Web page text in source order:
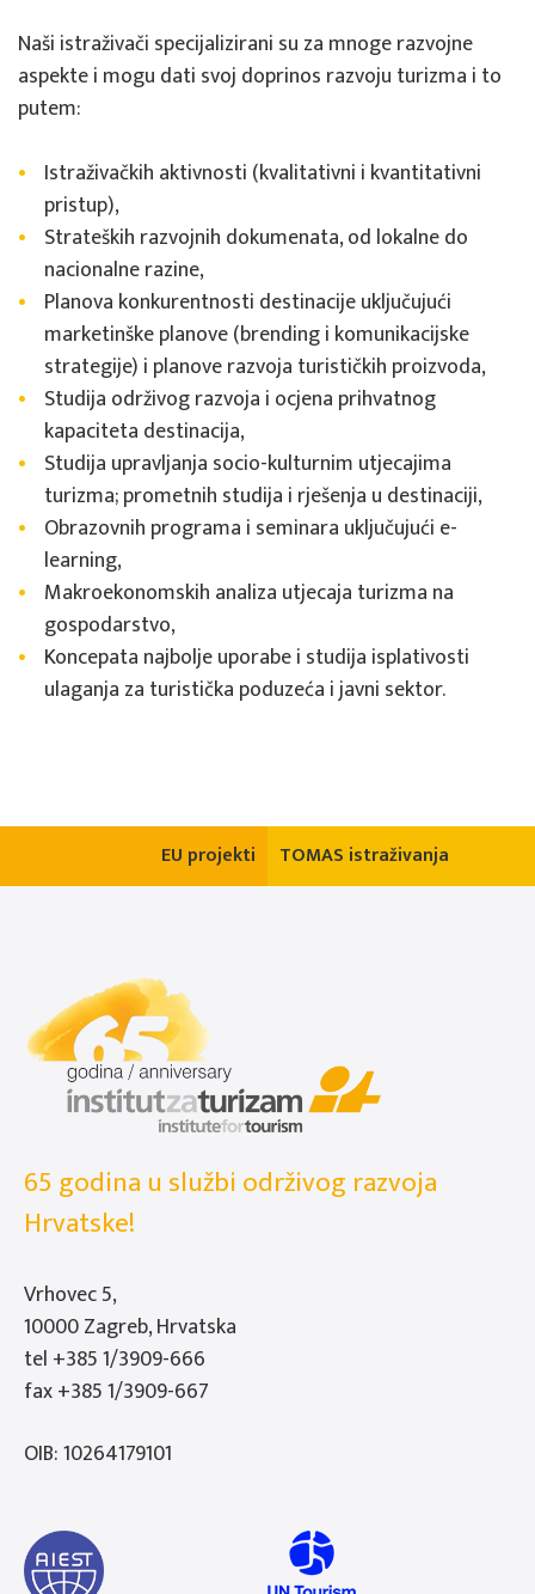
Naši istraživači specijalizirani su za mnoge razvojne
aspekte i mogu dati svoj doprinos razvoju turizma i to
putem:
Istraživačkih aktivnosti (kvalitativni i kvantitativni
pristup),
Strateških razvojnih dokumenata, od lokalne do
nacionalne razine,
Planova konkurentnosti destinacije uključujući
marketinške planove (brending i komunikacijske
strategije) i planove razvoja turističkih proizvoda,
Studija održivog razvoja i ocjena prihvatnog
kapaciteta destinacija,
Studija upravljanja socio-kulturnim utjecajima
turizma; prometnih studija i rješenja u destinaciji,
Obrazovnih programa i seminara uključujući e-
learning,
Makroekonomskih analiza utjecaja turizma na
gospodarstvo,
Koncepata najbolje uporabe i studija isplativosti
ulaganja za turistička poduzeća i javni sektor.
EU projekti TOMAS istraživanja
65 godina u službi održivog razvoja
Hrvatske!
Vrhovec 5,
10000 Zagreb, Hrvatska
tel +385 1/3909-666
fax +385 1/3909-667
OIB: 10264179101